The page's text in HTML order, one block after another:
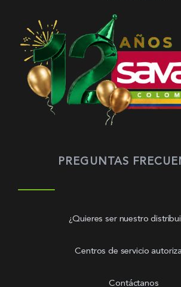
PREGUNTAS
¿Quieres ser nuestro
Centros de servicio
Contáctanos